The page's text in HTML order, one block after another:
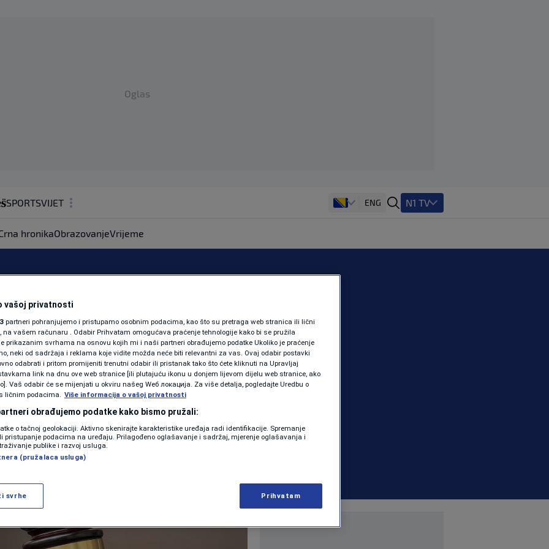
Oglas
SPORTSVIJET
ZDRAVLJE
SHOWBIZ
PODCAST
N1 SPECIJAL
FENOMENI
NEISTRAŽENO
VIRALNO
VIDEO
ENG N1 TV
hronikaObrazovanjeVrijeme
u BiH: "Dobre
20 godina ne treba
24. jan. 2025. 17:50 VIJESTI 0 komentara
Više
vašoj privatnosti
partneri pohranjujemo i pristupamo osobnim podacima, kao što su pretraga web stranica ili lični
na vašem računaru . Odabir Prihvatam omogućava praćenje tehnologije kako bi se pružila
prikazanim svrhama na osnovu kojih mi i naši partneri obrađujemo podatke Ukoliko je praćenje
neki od sadržaja i reklama koje vidite možda neće biti relevantni za vas. Ovaj odabir postavki
odabrati i pritom promijeniti trenutni odabir ili pristanak tako što ćete kliknuti na Upravljaj
link na dnu ove web stranice [ili plutajuću ikonu u donjem lijevom dijelu web stranice, ako
Vaš odabir će se mijenjati u okviru našeg Wеб локација. Za više detalja, pogledajte Uredbu o
ličnim podacima. Više informacija o vašoj privatnosti
obrađujemo podatke kako bismo pružali:
o tačnoj geolokaciji. Aktivno skenirajte karakteristike uređaja radi identifikacije. Spremanje
pristupanje podacima na uređaju. Prilagođeno oglašavanje i sadržaj, mjerenje oglašavanja i
publike i razvoj usluga.
(pružalaca usluga)
svrhe Prihvatam